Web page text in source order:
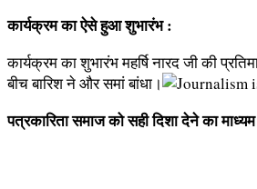
कार्यक्रम का ऐसे हुआ शुभारंभ :
कार्यक्रम का शुभारंभ महर्षि नारद जी की
बीच बारिश ने और समां बांधा।
पत्रकारिता समाज को सही दिशा देने का